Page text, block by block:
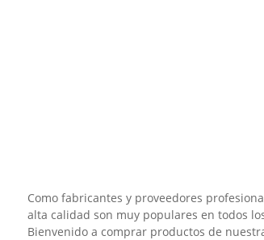
Como fabricantes y proveedores
alta calidad son muy populares en todos
Bienvenido a comprar productos de